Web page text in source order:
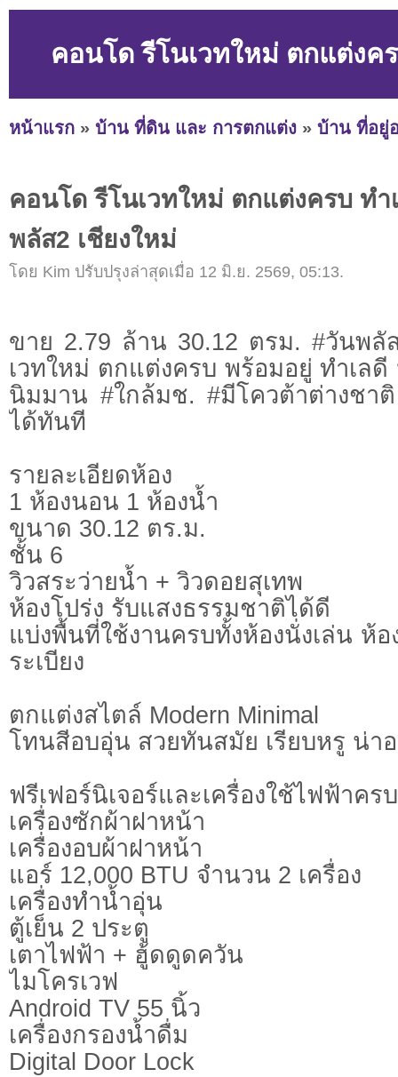
คอนโด รีโนเวทใหม่ ตกแต่งค
หน้าแรก » บ้าน ที่ดิน และ การตกแต่ง » บ้าน ที่อยู่
คอนโด รีโนเวทใหม่ ตกแต่งครบ ท
พลัส2 เชียงใหม่
โดย Kim ปรับปรุงล่าสุดเมื่อ 12 มิ.ย. 2569, 05:13.
ขาย 2.79 ล้าน 30.12 ตรม. #วันพลั
เวทใหม่ ตกแต่งครบ พร้อมอยู่ ทำเลดี
นิมมาน #ใกล้มช. #มีโควต้าต่างชาติ
ได้ทันที
รายละเอียดห้อง
1 ห้องนอน 1 ห้องน้ำ
ขนาด 30.12 ตร.ม.
ชั้น 6
วิวสระว่ายน้ำ + วิวดอยสุเทพ
ห้องโปร่ง รับแสงธรรมชาติได้ดี
แบ่งพื้นที่ใช้งานครบทั้งห้องนั่งเล่น ห้
ระเบียง
ตกแต่งสไตล์ Modern Minimal
โทนสีอบอุ่น สวยทันสมัย เรียบหรู น่า
ฟรีเฟอร์นิเจอร์และเครื่องใช้ไฟฟ้าคร
เครื่องซักผ้าฝาหน้า
เครื่องอบผ้าฝาหน้า
แอร์ 12,000 BTU จำนวน 2 เครื่อง
เครื่องทำน้ำอุ่น
ตู้เย็น 2 ประตู
เตาไฟฟ้า + ฮู้ดดูดควัน
ไมโครเวฟ
Android TV 55 นิ้ว
เครื่องกรองน้ำดื่ม
Digital Door Lock